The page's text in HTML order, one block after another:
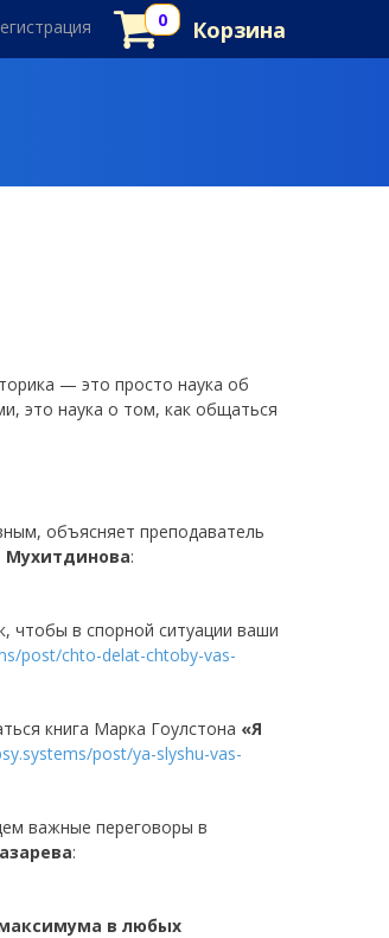
Корзина
— это просто наука об
это наука о том, как общаться
объясняет преподаватель
Мухитдинова:
чтобы в спорной ситуации ваши
post/chto-delat-chtoby-vas-
книга Марка Гоулстона «Я
post/ya-slyshu-vas-
важные переговоры в
:
в любых